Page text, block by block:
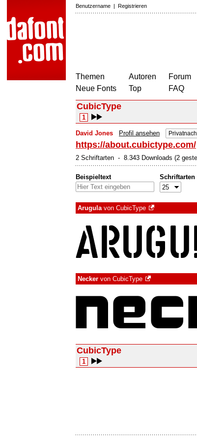
Benutzername | Registrieren
Themen
Neue Fonts
Autoren
Top
Forum
FAQ
CubicType
1
David Jones Profil ansehen
https://about.cubictype.com/
2 Schriftarten - 8.343 Downloads (2
Beispieltext
Schriftarten
Arugulavon CubicType
Necker von CubicType
CubicType
1